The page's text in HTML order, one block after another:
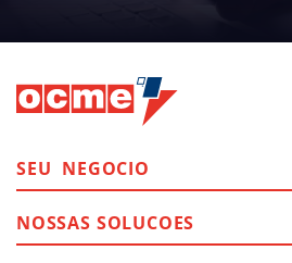
SEU NEGOCIO
NOSSAS SOLUCOES